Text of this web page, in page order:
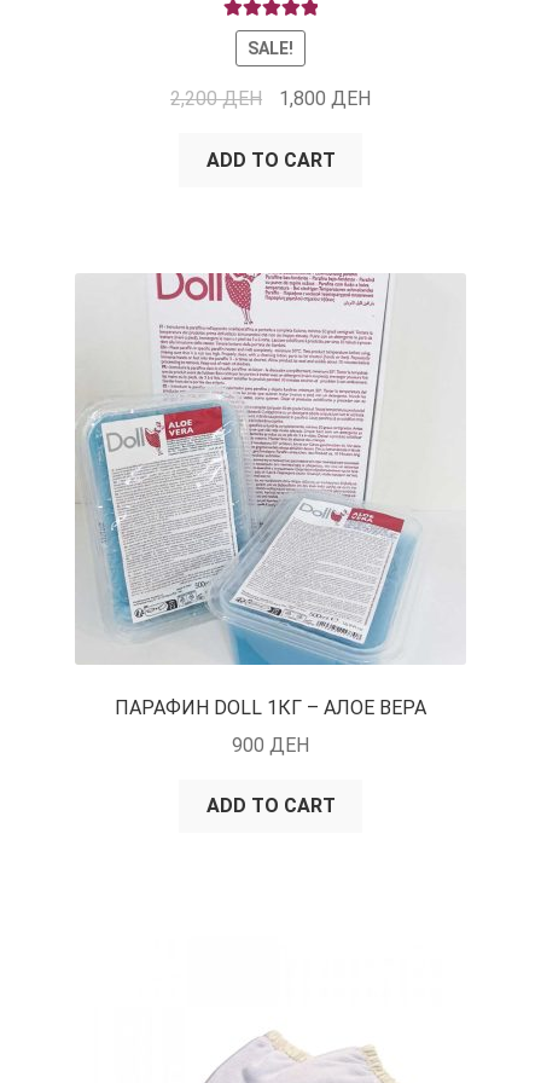
RATED5.00
OUT OF 5
SALE!
2,200ДЕН 1,800 ДЕН
ADD TO CART
ПАРАФИН DOLL 1КГ – АЛОЕ ВЕРА
900 ДЕН
ADD TO CART